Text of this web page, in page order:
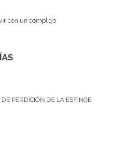
con un complejo
PERDICIÓN DE LA ESFINGE